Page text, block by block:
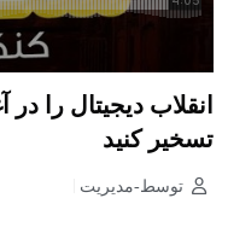
انقلاب دیجیتال را
تسخیر کنید
توسط-مدیریت